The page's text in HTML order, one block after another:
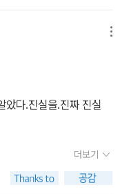
을까?‘너는 고통이 끝나
가 겪는 소외감을 끝내고
스터가 코너에게 하는
루만져주었다.
리면 어느 정도의 사실
누구보다도 스스로를
하고, 진실이 아니기도
만 진심이 아니기도 했
이 연출된다. 지금 생각
나도, 그 명백한 진리를
을 우리는 알아야 한다.
았다.진실을.진짜 진실
더보기